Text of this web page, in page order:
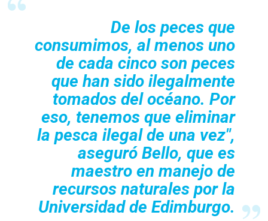
De los peces que
consumimos, al menos uno
de cada cinco son peces
que han sido ilegalmente
tomados del océano. Por
eso, tenemos que eliminar
la pesca ilegal de una vez",
aseguró Bello, que es
maestro en manejo de
recursos naturales por la
Universidad de Edimburgo.